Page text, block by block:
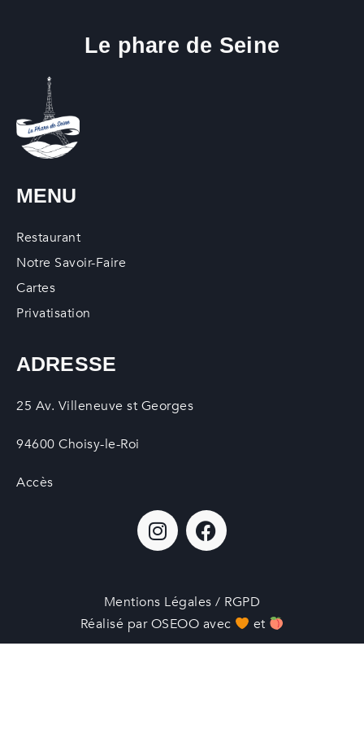
Le phare de Seine
MENU
Restaurant
Notre Savoir-Faire
Cartes
Privatisation
ADRESSE
25 Av. Villeneuve st Georges
94600 Choisy-le-Roi
Accès
Mentions Légales / RGPD
Réalisé par OSEOO avec
et